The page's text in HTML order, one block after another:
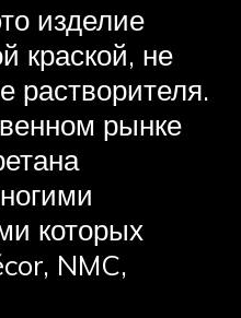
изделие
краской, не
растворителя.
рынке
которых
NMC,